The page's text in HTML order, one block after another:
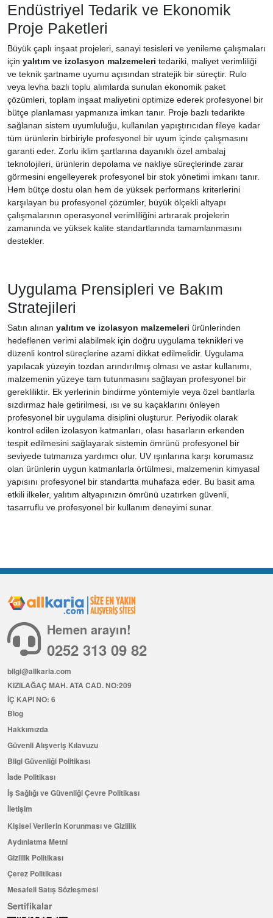
Endüstriyel Tedarik ve Ekonomik
Proje Paketleri
Büyük çaplı inşaat projeleri, sanayi tesisleri ve yenileme çalışmaları
için yalıtım ve izolasyon malzemeleri tedariki, maliyet verimliliği
ve teknik şartname uyumu açısından stratejik bir süreçtir. Rulo
veya levha bazlı toplu alımlarda sunulan ekonomik paket
çözümleri, toplam inşaat maliyetini optimize ederek profesyonel bir
bütçe planlaması yapmanıza imkan tanır. Proje bazlı tedarikte
sağlanan sistem uyumluluğu, kullanılan yapıştırıcıdan fileye kadar
tüm ürünlerin birbiriyle profesyonel bir uyum içinde çalışmasını
garanti eder. Zorlu iklim şartlarına dayanıklı özel ambalaj
teknolojileri, ürünlerin depolama ve nakliye süreçlerinde zarar
görmesini engelleyerek profesyonel bir stok yönetimi imkanı tanır.
Hem bütçe dostu olan hem de yüksek performans kriterlerini
karşılayan bu profesyonel çözümler, büyük ölçekli altyapı
çalışmalarının operasyonel verimliliğini artırarak projelerin
zamanında ve yüksek kalite standartlarında tamamlanmasını
destekler.
Uygulama Prensipleri ve Bakım
Stratejileri
Satın alınan yalıtım ve izolasyon malzemeleri ürünlerinden
hedeflenen verimi alabilmek için doğru uygulama teknikleri ve
düzenli kontrol süreçlerine azami dikkat edilmelidir. Uygulama
yapılacak yüzeyin tozdan arındırılmış olması ve astar kullanımı,
malzemenin yüzeye tam tutunmasını sağlayan profesyonel bir
gerekliliktir. Ek yerlerinin bindirme yöntemiyle veya özel bantlarla
sızdırmaz hale getirilmesi, ısı ve su kaçaklarını önleyen
profesyonel bir uygulama disiplini oluşturur. Periyodik olarak
kontrol edilen izolasyon katmanları, olası hasarların erkenden
tespit edilmesini sağlayarak sistemin ömrünü profesyonel bir
seviyede tutmanıza yardımcı olur. UV ışınlarına karşı korumasız
olan ürünlerin uygun katmanlarla örtülmesi, malzemenin kimyasal
yapısını profesyonel bir standartta muhafaza eder. Bu basit ama
etkili ilkeler, yalıtım altyapınızın ömrünü uzatırken güvenli,
tasarruflu ve profesyonel bir kullanım deneyimi sunar.
Hemen arayın!
0252 313 09 82
bilgi@allkaria.com
KIZILAĞAÇ MAH. ATA CAD. NO:209
İÇ KAPI NO: 6
Blog
Hakkımızda
Güvenli Alışveriş Kılavuzu
Bilgi Güvenliği Politikası
İade Politikası
İş Sağlığı ve Güvenliği Çevre Politikası
İletişim
Kişisel Verilerin Korunması ve Gizlilik
Aydınlatma Metni
Gizlilik Politikası
Çerez Politikası
Mesafeli Satış Sözleşmesi
Sertifikalar